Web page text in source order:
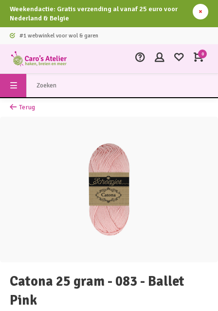
Weekendactie: Gratis verzending al vanaf 25 euro voor
Nederland & Belgie
#1 webwinkel voor wol & garen
0
Terug
Catona 25 gram - 083 - Ballet
Pink